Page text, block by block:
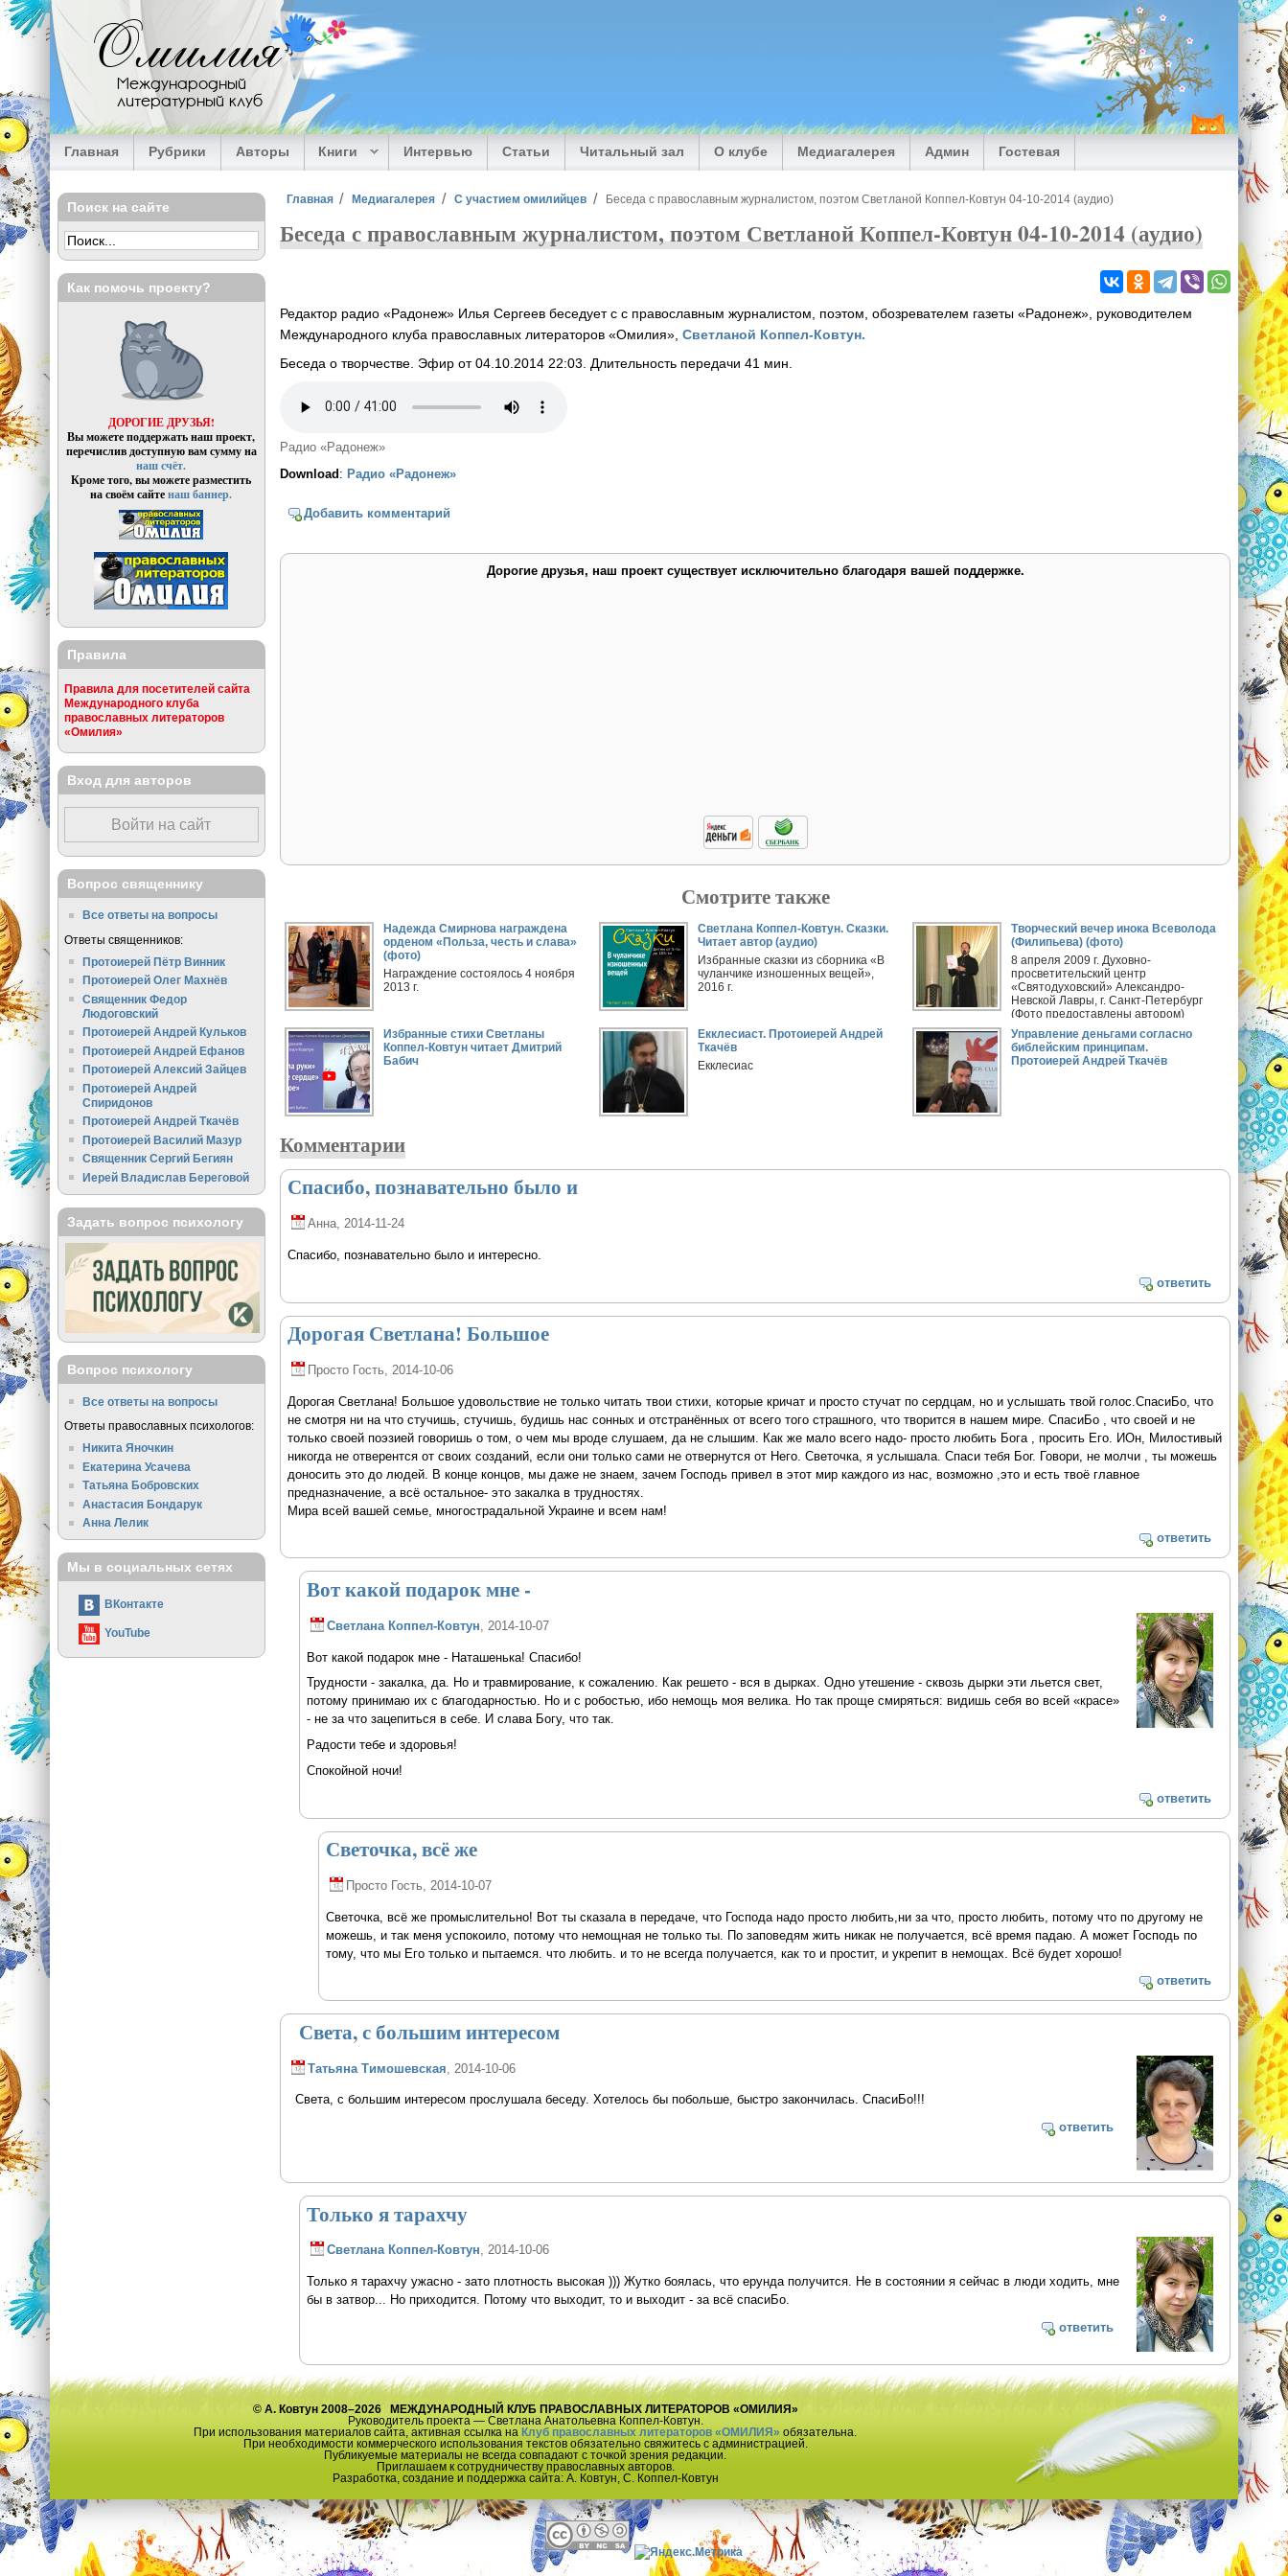
Перейти к основному содержанию
Омилия
Международный
литературный клуб
Главная Рубрики Авторы Книги Интервью Статьи Читальный зал О клубе Медиагалерея Админ Гостевая
Вы здесь
Главная Медиагалерея С участием омилийцев Беседа с православным журналистом, поэтом Светланой Коппел-Ковтун 04-10-2014 (аудио)
Беседа с православным журналистом, поэтом Светланой Коппел-Ковтун 04-10-2014 (аудио)
Редактор радио «Радонеж» Илья Сергеев беседует с с православным журналистом, поэтом, обозревателем газеты «Радонеж», руководителем
Международного клуба православных литераторов «Омилия»,Светланой Коппел-Ковтун.
Беседа о творчестве. Эфир от 04.10.2014 22:03. Длительность передачи 41 мин.
Радио «Радонеж»
Download : Радио «Радонеж»
Добавить комментарий
Дорогие друзья, наш проект существует исключительно благодаря вашей поддержке.
Смотрите также
Надежда Смирнова награждена
орденом «Польза, честь и слава»
(фото)
Награждение состоялось 4 ноября
2013 г.
Светлана Коппел-Ковтун. Сказки.
Читает автор (аудио)
Избранные сказки из сборника «В
чуланчике изношенных вещей»,
2016 г.
Творческий вечер инока Всеволода
(Филипьева) (фото)
8 апреля 2009 г. Духовно-
просветительский центр
«Святодуховский» Александро-
Невской Лавры, г. Санкт-Петербург
(Фото предоставлены автором)
Избранные стихи Светланы
Коппел-Ковтун читает Дмитрий
Бабич
Екклесиаст. Протоиерей Андрей
Ткачёв
Екклесиас
Управление деньгами согласно
библейским принципам.
Протоиерей Андрей Ткачёв
Комментарии
Спасибо, познавательно было и
Анна, 2014-11-24
Спасибо, познавательно было и интересно.
ответить
Дорогая Светлана! Большое
Просто Гость , 2014-10-06
Дорогая Светлана! Большое удовольствие не только читать твои стихи, которые кричат и просто стучат по сердцам, но и услышать твой голос.СпасиБо, что
не смотря ни на что стучишь, стучишь, будишь нас сонных и отстранённых от всего того страшного, что творится в нашем мире. СпасиБо , что своей и не
только своей поэзией говоришь о том, о чем мы вроде слушаем, да не слышим. Как же мало всего надо- просто любить Бога , просить Его. ИОн, Милостивый
никогда не отверентся от своих созданий, если они только сами не отвернутся от Него. Светочка, я услышала. Спаси тебя Бог. Говори, не молчи , ты можешь
доносить это до людей. В конце концов, мы даже не знаем, зачем Господь привел в этот мир каждого из нас, возможно ,это и есть твоё главное
предназначение, а всё остальное- это закалка в трудностях.
Мира всей вашей семье, многострадальной Украине и всем нам!
ответить
Вот какой подарок мне -
Светлана Коппел-Ковтун , 2014-10-07
Вот какой подарок мне - Наташенька! Спасибо!
Трудности - закалка, да. Но и травмирование, к сожалению. Как решето - вся в дырках. Одно утешение - сквозь дырки эти льется свет,
потому принимаю их с благодарностью. Но и с робостью, ибо немощь моя велика. Но так проще смиряться: видишь себя во всей «красе»
- не за что зацепиться в себе. И слава Богу, что так.
Радости тебе и здоровья!
Спокойной ночи!
ответить
Светочка, всё же
Просто Гость , 2014-10-07
Светочка, всё же промыслительно! Вот ты сказала в передаче, что Господа надо просто любить,ни за что, просто любить, потому что по другому не
можешь, и так меня успокоило, потому что немощная не только ты. По заповедям жить никак не получается, всё время падаю. А может Господь по
тому, что мы Его только и пытаемся. что любить. и то не всегда получается, как то и простит, и укрепит в немощах. Всё будет хорошо!
ответить
Света, с большим интересом
Татьяна Тимошевская , 2014-10-06
Света, с большим интересом прослушала беседу. Хотелось бы побольше, быстро закончилась. СпасиБо!!!
ответить
Только я тарахчу
Светлана Коппел-Ковтун, 2014-10-06
Только я тарахчу ужасно - зато плотность высокая ))) Жутко боялась, что ерунда получится. Не в состоянии я сейчас в люди ходить, мне
бы в затвор... Но приходится. Потому что выходит, то и выходит - за всё спасиБо.
ответить
Поиск на сайте
Как помочь проекту?
ДОРОГИЕ ДРУЗЬЯ!
Вы можете поддержать наш проект,
перечислив доступную вам сумму на
наш счёт.
Кроме того, вы можете разместить
на своём сайтенаш баннер.
Правила
Правила для посетителей сайта
Международного клуба
православных литераторов
«Омилия»
Вход для авторов
Войти на сайт
Вопрос священнику
Все ответы на вопросы
Ответы священников:
Протоиерей Пётр Винник
Протоиерей Олег Махнёв
Священник Федор
Людоговский
Протоиерей Андрей Кульков
Протоиерей Андрей Ефанов
Протоиерей Алексий Зайцев
Протоиерей Андрей
Спиридонов
Протоиерей Андрей Ткачёв
Протоиерей Василий Мазур
Священник Сергий Бегиян
Иерей Владислав Береговой
Задать вопрос психологу
Вопрос психологу
Все ответы на вопросы
Ответы православных психологов:
Никита Яночкин
Екатерина Усачева
Татьяна Бобровских
Анастасия Бондарук
Анна Лелик
Мы в социальных сетях
ВКонтакте
YouTube
© А. Ковтун 2008–2026 МЕЖДУНАРОДНЫЙ КЛУБ ПРАВОСЛАВНЫХ ЛИТЕРАТОРОВ «ОМИЛИЯ»
Руководитель проекта — Светлана Анатольевна Коппел-Ковтун.
При использования материалов сайта, активная ссылка на Клуб православных литераторов «ОМИЛИЯ» обязательна.
При необходимости коммерческого использования текстов обязательно свяжитесь с администрацией.
Публикуемые материалы не всегда совпадают с точкой зрения редакции.
Приглашаем к сотрудничеству православных авторов.
Разработка, создание и поддержка сайта: А. Ковтун, С. Коппел-Ковтун